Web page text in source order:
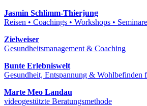
Jasmin Schlimm-Thierjung
Reisen • Coachings • Workshops •
Zielweiser
Gesundheitsmanagement & Coaching
Bunte Erlebniswelt
Gesundheit, Entspannung & Wohlbefinden
Marte Meo Landau
videogestützte Beratungsmethode